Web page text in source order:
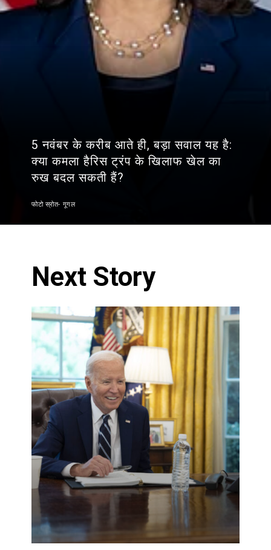
5 नवंबर के करीब आते ही, बड़ा सवाल यह है:
क्या कमला हैरिस ट्रंप के खिलाफ खेल का
रुख बदल सकती हैं?
फोटो स्रोत- गूगल
Next Story